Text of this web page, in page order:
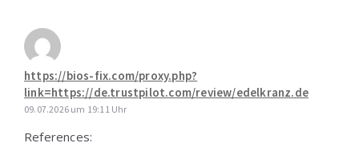
https://bios-fix.com/proxy.php?
link=https://de.trustpilot.com/review/edelkranz.de
09.07.2026 um 19:11 Uhr
References: